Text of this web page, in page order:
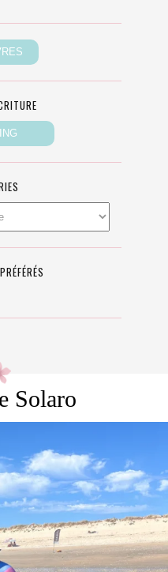
Solaro